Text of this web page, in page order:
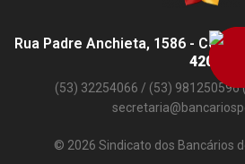
Rua Padre Anchieta, 1586 -
420
(53) 32254066 / (53) 981250596
© 2026 Sindicato dos Bancários